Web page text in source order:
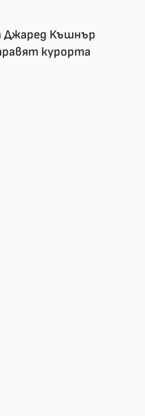
Джаред Къшнър
курорта